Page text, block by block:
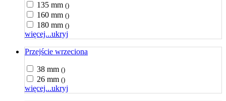
135 mm ()
160 mm ()
180 mm ()
więcej...ukryj
Przejście wrzeciona
38 mm ()
26 mm ()
więcej...ukryj